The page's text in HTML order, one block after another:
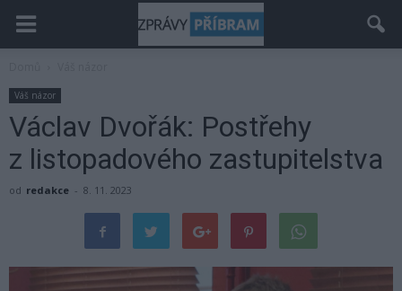
Váš názor
Václav Dvořák: Postřehy
z listopadového zastupitelstva
od redakce - 8. 11. 2023